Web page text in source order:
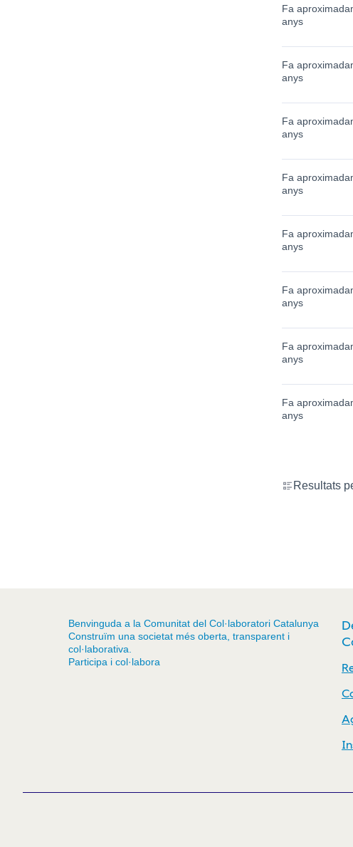
Fa
anys
Fa
anys
Fa
anys
Fa
anys
Fa
anys
Fa
anys
Fa
anys
Fa
anys
Resultats
Benvinguda a la Comunitat del Col·laboratori Catalunya
Construïm una societat més oberta, transparent i
col·laborativa.
Participa i col·labora